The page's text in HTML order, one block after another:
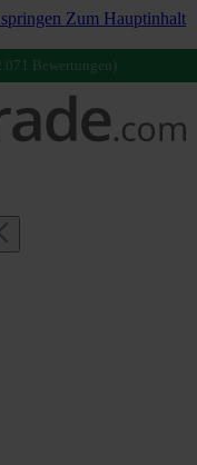
Zum Hauptinhalt
Bewertungen)